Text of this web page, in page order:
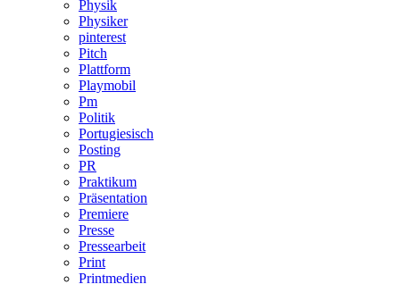
Physik
Physiker
pinterest
Pitch
Plattform
Playmobil
Pm
Politik
Portugiesisch
Posting
PR
Praktikum
Präsentation
Premiere
Presse
Pressearbeit
Print
Printmedien